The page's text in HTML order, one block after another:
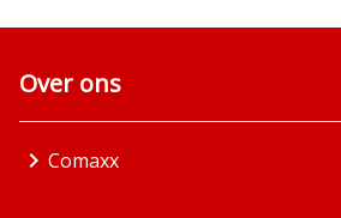
Over ons
Comaxx